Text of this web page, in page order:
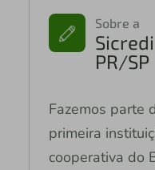
Sobre a
PR/SP
Fazemos parte
primeira
cooperativa do